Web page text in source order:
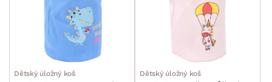
Velikonoce
Sedací soupravy a pohovky
Sestavy a stěny
Drobný nábytek
Spotřebiče
Dětský úložný koš Dětský úložný koš